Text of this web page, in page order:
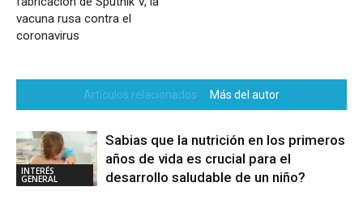
vacuna rusa contra el
coronavirus
Artículos relacionados Más del autor
INTERÉS
GENERAL
Sabias que la nutrición en los primeros
años de vida es crucial para el
desarrollo saludable de un niño?